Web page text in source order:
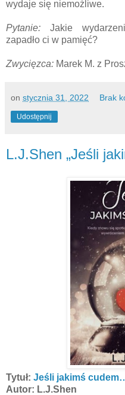
wydaje się niemożliwe.
Pytanie: Jakie
zapadło ci w pamięć?
Zwycięzca: Marek M. z
on stycznia 31, 2022 Brak
Udostępnij
L.J.Shen „Jeśli
Tytuł: Jeśli jakimś
Autor: L.J.Shen